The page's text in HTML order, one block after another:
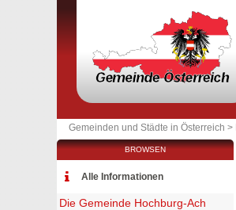
Gemeinden und Städte in Österreich >
BROWSEN
Alle Informationen
Die Gemeinde Hochburg-Ach